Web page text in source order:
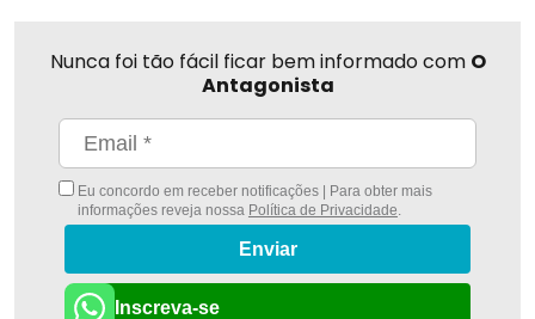
Nunca foi tão fácil ficar bem informado com O
Antagonista
Eu concordo em receber notificações | Para obter mais
informações reveja nossa Política de Privacidade.
Enviar
Inscreva-se